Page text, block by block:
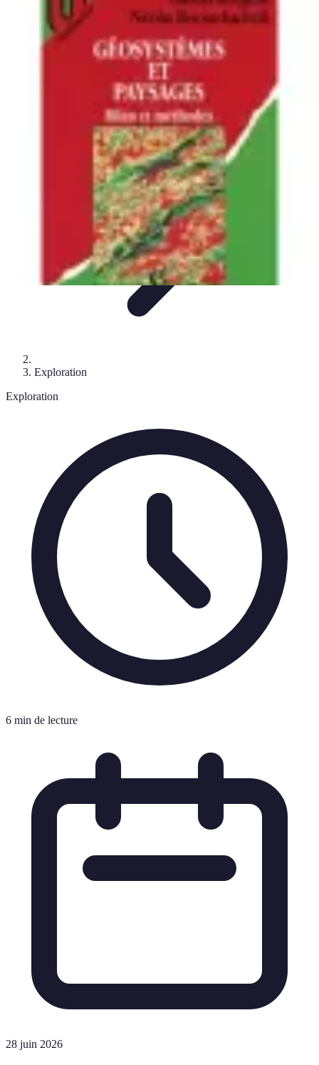
Géographie Explore
Exploration Cartographie et outilsExploration
GéographiqueGéographie PhysiqueÎles et régions
Exploration
Exploration
6 min de lecture
28 juin 2026